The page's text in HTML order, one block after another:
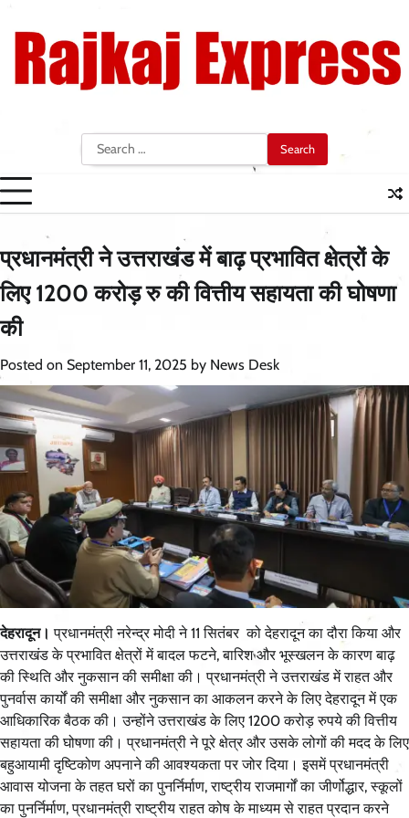
content
Search
for:
प्रधानमंत्री ने उत्तराखंड में बाढ़ प्रभावित क्षेत्रों के
लिए 1200 करोड़ रु की वित्तीय सहायता की घोषणा
की
Posted on September 11, 2025 by News Desk
देहरादून। प्रधानमंत्री नरेन्द्र मोदी ने 11 सितंबर को देहरादून का दौरा किया और
उत्तराखंड के प्रभावित क्षेत्रों में बादल फटने, बारिश और भूस्खलन के कारण बाढ़
की स्थिति और नुकसान की समीक्षा की। प्रधानमंत्री ने उत्तराखंड में राहत और
पुनर्वास कार्यों की समीक्षा और नुकसान का आकलन करने के लिए देहरादून में एक
आधिकारिक बैठक की। उन्होंने उत्तराखंड के लिए 1200 करोड़ रुपये की वित्तीय
सहायता की घोषणा की। प्रधानमंत्री ने पूरे क्षेत्र और उसके लोगों की मदद के लिए
बहुआयामी दृष्टिकोण अपनाने की आवश्यकता पर जोर दिया। इसमें प्रधानमंत्री
आवास योजना के तहत घरों का पुनर्निर्माण, राष्ट्रीय राजमार्गों का जीर्णोद्धार, स्कूलों
का पुनर्निर्माण, प्रधानमंत्री राष्ट्रीय राहत कोष के माध्यम से राहत प्रदान करने